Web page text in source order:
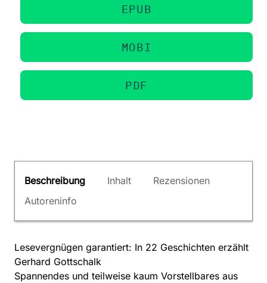
EPUB
MOBI
PDF
Beschreibung Inhalt
Rezensionen
Autoreninfo
Lesevergnügen garantiert: In 22 Geschichten erzählt
Gerhard Gottschalk
Spannendes und teilweise kaum Vorstellbares aus